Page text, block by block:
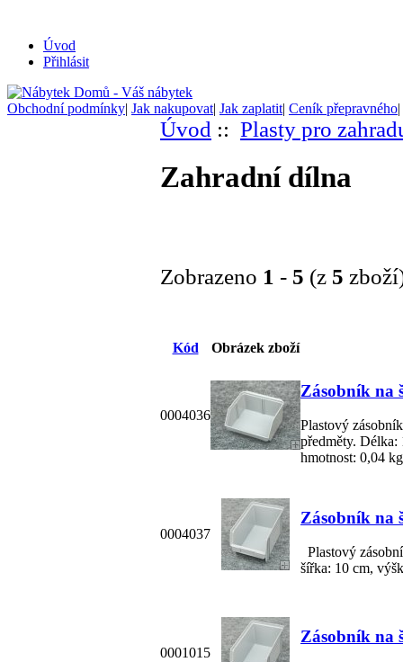
Úvod
Přihlásit
Obchodní podmínky| Jak nakupovat| Jak zaplatit| Ceník přepravného|
Úvod :: Plasty pro
Zahradní dílna
Zobrazeno 1 - 5 (z 5
Kód Obrázek zboží
0004036
Zásobník na
Plastový
předměty. Délka:
hmotnost: 0,04
0004037
Zásobník na
Plastový
šířka: 10 cm,
0001015
Zásobník na